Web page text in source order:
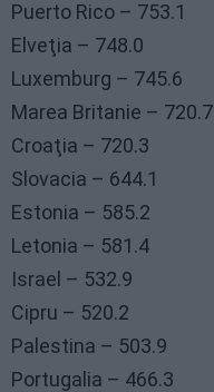
Puerto Rico – 753.1
Elveţia – 748.0
Luxemburg – 745.6
Marea Britanie – 720.7
Croaţia – 720.3
Slovacia – 644.1
Estonia – 585.2
Letonia – 581.4
Israel – 532.9
Cipru – 520.2
Palestina – 503.9
Portugalia – 466.3